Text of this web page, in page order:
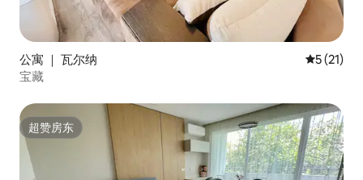
公寓 ｜ 瓦尔纳 平均评分
5 (21)
宝藏
超赞房东
超赞房东